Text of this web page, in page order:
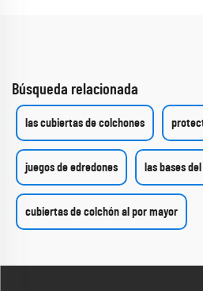
Búsqueda relacionada
las cubiertas de colchones
juegos de edredones las bases
cubiertas de colchón al por mayor